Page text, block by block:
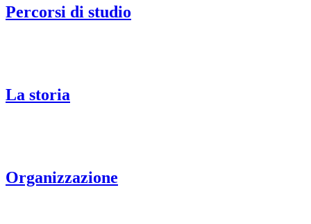
Percorsi di studio
La storia
Organizzazione